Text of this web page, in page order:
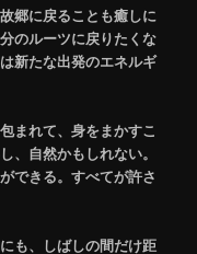
郷に戻ることも癒しに
のルーツに戻りたくな
新たな出発のエネルギ
まれて、身をまかすこ
、自然かもしれない。
できる。すべてが許さ
も、しばしの間だけ距